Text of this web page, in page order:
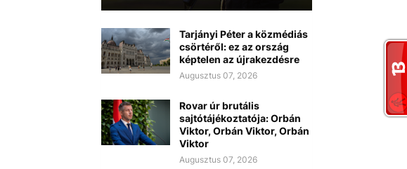
Tarjányi Péter a közmédiás
csörtéről: ez az ország
képtelen az újrakezdésre
Augusztus 07, 2026
Rovar úr brutális
sajtótájékoztatója: Orbán
Viktor, Orbán Viktor, Orbán
Viktor
Augusztus 07, 2026